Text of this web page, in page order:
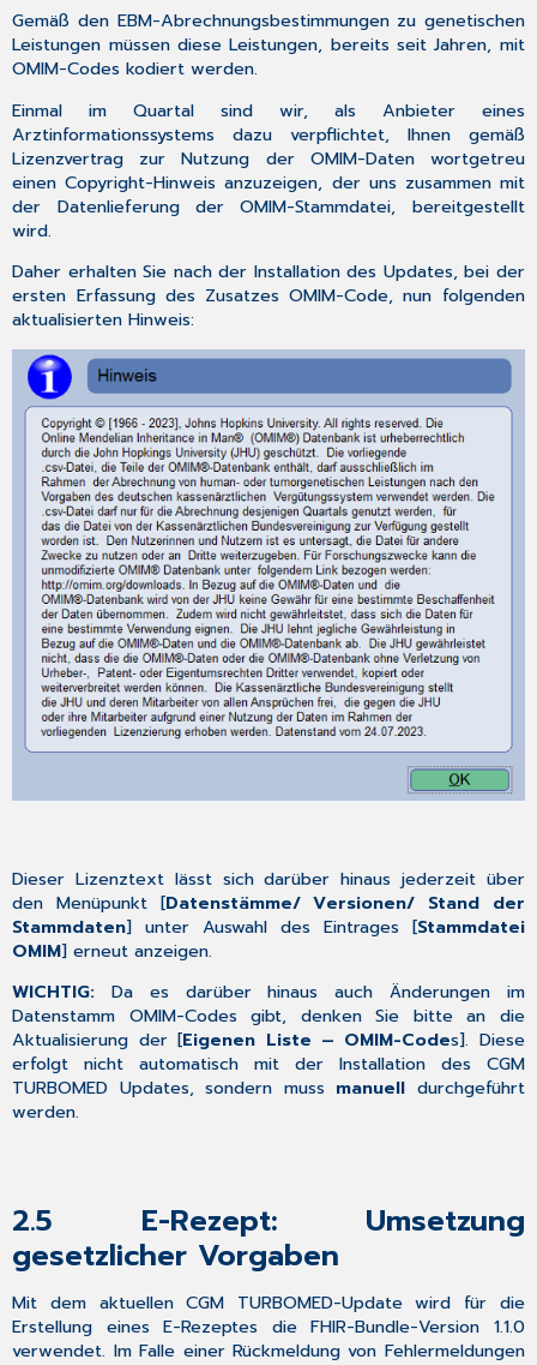
Hinweis
ablaufende
Zertifikate
Telematikinfrastruktur
(TI)
4.1.3
Hinweise
für
(Kommunikation
im
Medizinwesen)
Wichtiger
Hinweis
zu
KIM
1.5
4.2
Verpflichtender
Einsatz
des
E-
Rezepts
ab
01.01.2024
4.2.1
Allgemein
4.2.2
per
App
oder
eGK
4.2.3
Wenn
Sie
das
E-
Rezept
Wenn
das
Rezept
bislang
noch
Gemäß den EBM-Abrechnungsbestimmungen zu genetischen
Leistungen müssen diese Leistungen, bereits seit Jahren, mit
OMIM-Codes kodiert werden.
Einmal im Quartal sind wir, als Anbieter eines
Arztinformationssystems dazu verpflichtet, Ihnen gemäß
Lizenzvertrag zur Nutzung der OMIM-Daten wortgetreu
einen Copyright-Hinweis anzuzeigen, der uns zusammen mit
der Datenlieferung der OMIM-Stammdatei, bereitgestellt
wird.
Daher erhalten Sie nach der Installation des Updates, bei der
ersten Erfassung des Zusatzes OMIM-Code, nun folgenden
aktualisierten Hinweis:
Dieser Lizenztext lässt sich darüber hinaus jederzeit über
den Menüpunkt [Datenstämme/ Versionen/ Stand der
Stammdaten] unter Auswahl des Eintrages [Stammdatei
OMIM] erneut anzeigen.
WICHTIG: Da es darüber hinaus auch Änderungen im
Datenstamm OMIM-Codes gibt, denken Sie bitte an die
Aktualisierung der [Eigenen Liste – OMIM-Codes]. Diese
erfolgt nicht automatisch mit der Installation des CGM
TURBOMED Updates, sondern muss manuell durchgeführt
werden.
2.5 E-Rezept: Umsetzung
gesetzlicher Vorgaben
Mit dem aktuellen CGM TURBOMED-Update wird für die
Erstellung eines E-Rezeptes die FHIR-Bundle-Version 1.1.0
verwendet. Im Falle einer Rückmeldung von Fehlermeldungen